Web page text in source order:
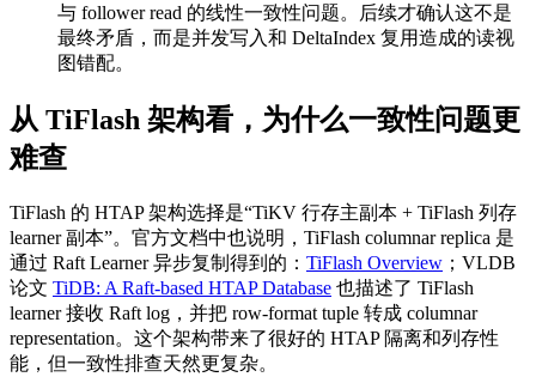
与 follower read 的线性一致性问题。后续才确认这不是
最终矛盾，而是并发写入和 DeltaIndex 复用造成的读视
图错配。
从 TiFlash 架构看，为什么一致性问题更
难查
TiFlash 的 HTAP 架构选择是“TiKV 行存主副本 + TiFlash 列存
learner 副本”。官方文档中也说明，TiFlash columnar replica 是
通过 Raft Learner 异步复制得到的： TiFlash Overview ；VLDB
论文 TiDB: A Raft-based HTAP Database 也描述了 TiFlash
learner 接收 Raft log，并把 row-format tuple 转成 columnar
representation。这个架构带来了很好的 HTAP 隔离和列存性
能，但一致性排查天然更复杂。